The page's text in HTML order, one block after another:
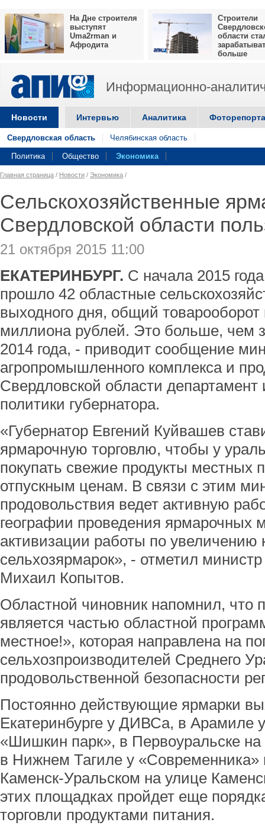
На Дне строителя
выступят
Uma2rman и
Афродита
Строители
области
больше
Информационно-
Новости Интервью Аналитика
Свердловская область Челябинская область
Политика Общество Экономика
Главная страница / Новости / Экономика /
Сельскохозяйственные
Свердловской области
21 октября 2015 11:00
ЕКАТЕРИНБУРГ. С начала 2015
прошло 42 областные
выходного дня, общий товарооборот
миллиона рублей. Это больше, чем
2014 года, - приводит сообщение
агропромышленного комплекса и
Свердловской области
политики губернатора.
«Губернатор Евгений Куйвашев
ярмарочную торговлю, чтобы у
покупать свежие продукты местных
отпускным ценам. В связи с этим
продовольствия ведет активную
географии проведения ярмарочных
активизации работы по увеличению
сельхозярмарок», - отметил
Михаил Копытов.
Областной чиновник напомнил, что
является частью областной
местное!», которая направлена на
сельхозпроизводителей Среднего
продовольственной безопасности
Постоянно действующие ярмарки
Екатеринбурге у ДИВСа, в Арамиле у
«Шишкин парк», в Первоуральске на
в Нижнем Тагиле у
Каменск-Уральском на улице
этих площадках пройдет еще
торговли продуктами питания.